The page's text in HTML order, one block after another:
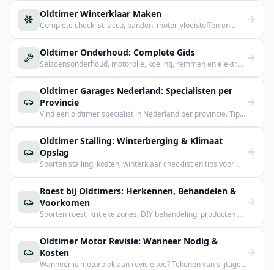
Oldtimer Winterklaar Maken
Complete checklist: accu, banden, motor, vloeistoffen en
Oldtimer Onderhoud: Complete Gids
Seizoensonderhoud, motorolie, koeling, remmen en elektra:
Oldtimer Garages Nederland: Specialisten per
Provincie
Vind een oldtimer specialist in Nederland per provincie. Tips
Oldtimer Stalling: Winterberging & Klimaat
Opslag
Soorten stalling, kosten, winterklaar checklist en tips voor
Roest bij Oldtimers: Herkennen, Behandelen &
Voorkomen
Soorten roest, kritieke zones, DIY behandeling, producten en
Oldtimer Motor Revisie: Wanneer Nodig &
Kosten
Wanneer is motorblok aan revisie toe? Tekenen van slijtage,